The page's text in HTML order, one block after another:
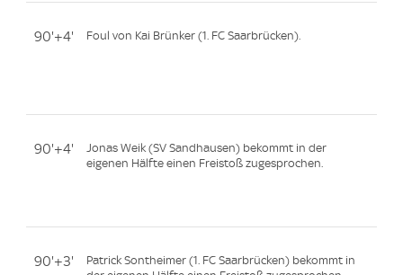
90'+4' Foul von Kai Brünker (1. FC Saarbrücken).
90'+4'
Jonas Weik (SV Sandhausen) bekommt in der
eigenen Hälfte einen Freistoß zugesprochen.
90'+3'
Patrick Sontheimer (1. FC Saarbrücken) bekommt in